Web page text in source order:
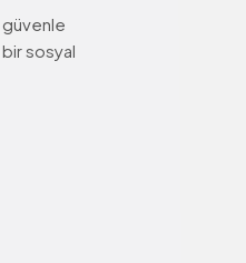
güvenle
sosyal